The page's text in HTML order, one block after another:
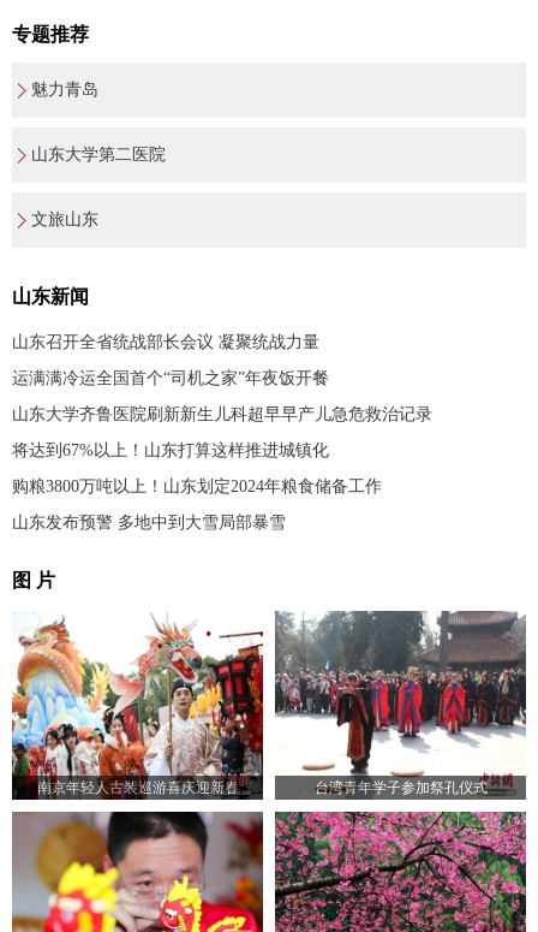
专题推荐
魅力青岛
山东大学第二医院
文旅山东
山东新闻
山东召开全省统战部长会议 凝聚统战力量
运满满冷运全国首个“司机之家”年夜饭开餐
山东大学齐鲁医院刷新新生儿科超早早产儿急危救治记录
将达到67%以上！山东打算这样推进城镇化
购粮3800万吨以上！山东划定2024年粮食储备工作
山东发布预警 多地中到大雪局部暴雪
图 片
南京年轻人古装巡游喜庆迎新春 台湾青年学子参加祭孔仪式